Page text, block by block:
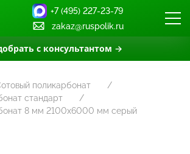
с консультантом →
+7 (495) 227-23-79
zakaz@ruspolik.ru
поликарбонат
стандарт
8 мм 2100x6000 мм серый